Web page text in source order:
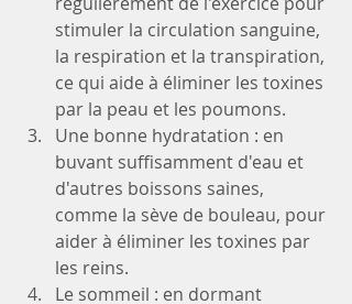
stimuler la circulation sanguine,
la respiration et la transpiration,
ce qui aide à éliminer les toxines
par la peau et les poumons.
Une bonne hydratation : en
buvant suffisamment d'eau et
d'autres boissons saines,
comme la sève de bouleau, pour
aider à éliminer les toxines par
les reins.
Le sommeil : en dormant